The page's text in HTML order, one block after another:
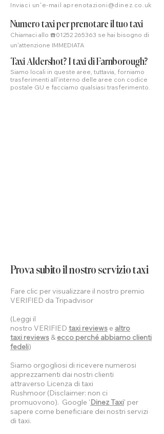
Inviaci un'e-mail aprenotazioni@dinez.co.uk
Numero taxi per prenotare il tuo taxi
Chiamaci allo ☎️01252 265363 se hai bisogno di
un'attenzione IMMEDIATA
Taxi Aldershot? I taxi di Farnborough?
Siamo locali in queste aree, tuttavia, forniamo
trasferimenti all'interno delle aree con codice
postale GU e facciamo qualsiasi trasferimento.
Prova subito il nostro servizio taxi
Fare clic per visualizzare il nostro premio
VERIFIED da Tripadvisor
(Leggi il
nostro VERIFIED taxi reviews e altro
taxi reviews & ecco perché abbiamo clienti
fedeli)
Siamo orgogliosi di ricevere numerosi
apprezzamenti dai nostri clienti
attraverso Licenza di taxi
Rushmoor (Disclaimer: non ci
promuovono). Google 'Dinez Taxi' per
sapere come beneficiare dei nostri servizi
di taxi.